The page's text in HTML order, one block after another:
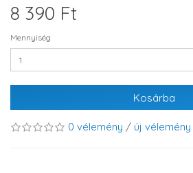
8 390 Ft
Mennyiség
Kosárba
0 vélemény / új vélemény